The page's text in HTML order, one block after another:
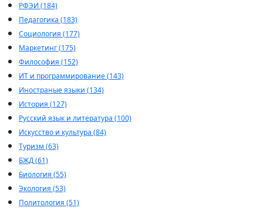
РФЭИ (184)
Педагогика (183)
Социология (177)
Маркетинг (175)
Философия (152)
ИТ и программирование (143)
Иностраные языки (134)
История (127)
Русский язык и литература (100)
Искусство и культура (84)
Туризм (63)
БЖД (61)
Биология (55)
Экология (53)
Политология (51)